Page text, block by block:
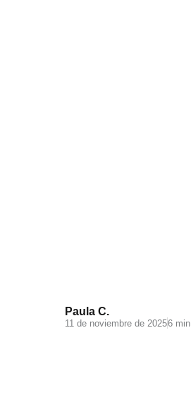
Paula C.
11 de noviembre de 20256 min.